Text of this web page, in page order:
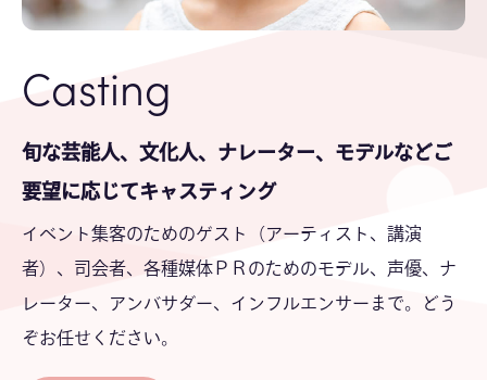
Casting
旬な芸能人、文化人、ナレーター、モデルなどご
要望に応じてキャスティング
イベント集客のためのゲスト（アーティスト、講演
者）、司会者、各種媒体ＰＲのためのモデル、声優、ナ
レーター、アンバサダー、インフルエンサーまで。どう
ぞお任せください。